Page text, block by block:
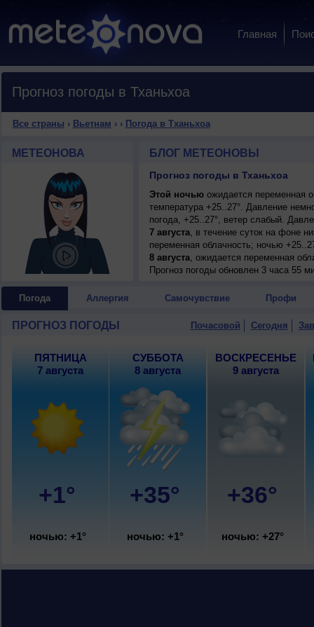
Главная
Прогноз погоды в Тханьхоа
Все страны › Вьетнам › › Погода в Тханьхоа
МЕТЕОНОВА БЛОГ МЕТЕОНОВЫ
Прогноз погоды в Тханьхоа
Этой ночьюожидается переменная
температура +25..27°. Давление
погода, +25..27°, ветер слабый.
7 августа, в течение суток на фоне
переменная облачность; ночью
8 августа, ожидается переменная
гроза; ночью +25..27°, днем +34..36°,
переменная облачность; ночью
Прогноз погоды обновлен 3 часа 55
Погода Аллергия Самочувствие Профи
ПРОГНОЗ ПОГОДЫ Почасовой Сегодня
ПЯТНИЦА
7 августа
+1°
ночью: +1°
СУББОТА
8 августа
+35°
ночью: +1°
ВОСКРЕСЕНЬЕ
9 августа
+36°
ночью: +27°